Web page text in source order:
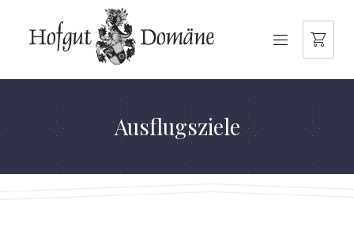
NAVIGATION
Ausflugsziele